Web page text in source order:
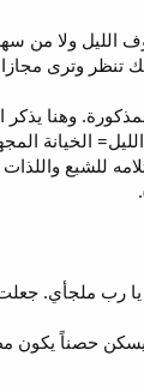
من خوف الليل
تنظر وترى
وهنا
الخيانة
للشبع
حصناً يكون